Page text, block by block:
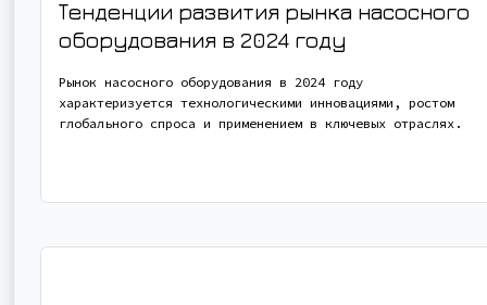
Тенденции развития рынка насосного
оборудования в 2024 году
Рынок насосного оборудования в 2024 году
характеризуется технологическими инновациями, ростом
глобального спроса и применением в ключевых отраслях.